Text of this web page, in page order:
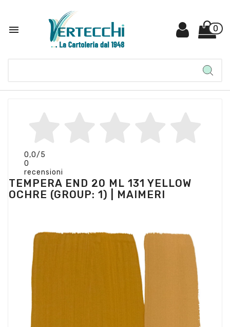
 0
0,0/5
0
recensioni
TEMPERA END 20 ML 131 YELLOW
OCHRE (GROUP: 1) | MAIMERI